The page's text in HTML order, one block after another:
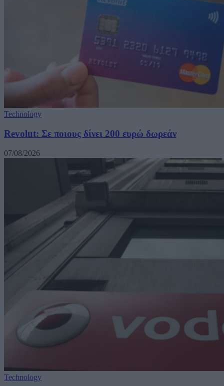
Technology
Revolut: Σε ποιους δίνει 200 ευρώ δωρεάν
07/08/2026
Technology